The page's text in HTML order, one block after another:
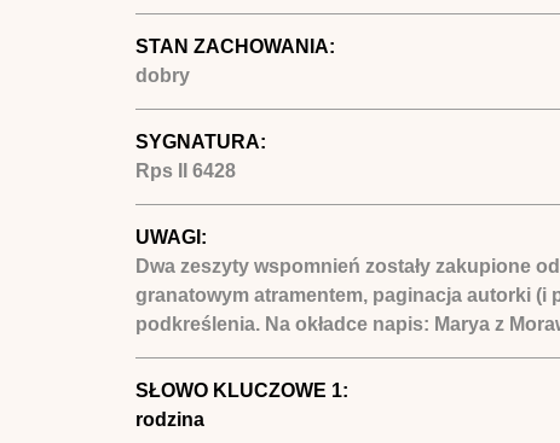
STAN ZACHOWANIA:
dobry
SYGNATURA:
Rps II 6428
UWAGI:
Dwa zeszyty wspomnień zostały zakupione
granatowym atramentem, paginacja autorki (i
podkreślenia. Na okładce napis: Marya z
SŁOWO KLUCZOWE 1:
rodzina